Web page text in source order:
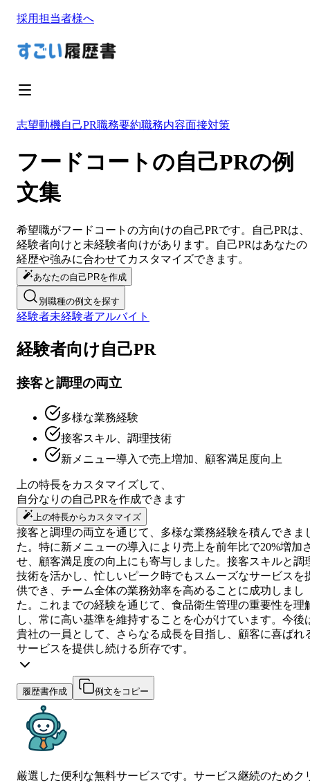
採用担当者様へ
志望動機自己PR職務要約職務内容面接対策
フードコートの自己PRの例
文集
希望職がフードコート の方向けの自己PRです。 自己PRは、
経験者向けと未経験者向けがあります。
自己PRはあなたの
経歴や強みに合わせてカスタマイズできます。
あなたの自己PRを作成
別職種の例文を探す
経験者未経験者アルバイト
経験者向け自己PR
接客と調理の両立
多様な業務経験
接客スキル、調理技術
新メニュー導入で売上増加、顧客満足度向上
上の特長をカスタマイズして、
自分なりの自己PR を作成できます
上の特長からカスタマイズ
接客と調理の両立を通じて、多様な業務経験を積んできま
た。特に新メニューの導入により売上を前年比で20%増加
せ、顧客満足度の向上にも寄与しました。接客スキルと調
技術を活かし、忙しいピーク時でもスムーズなサービスを
供でき、チーム全体の業務効率を高めることに成功しまし
た。これまでの経験を通じて、食品衛生管理の重要性を理
し、常に高い基準を維持することを心がけています。今後
貴社の一員として、さらなる成長を目指し、顧客に喜ばれ
サービスを提供し続ける所存です。
履歴書作成 例文をコピー
厳選した便利な無料サービスです。サービス継続のためク